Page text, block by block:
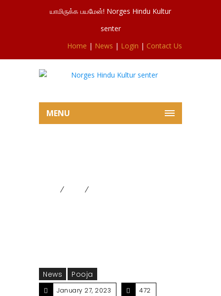
யாமிருக்க பயமேன்! Norges Hindu Kultur
senter
Home | News | Login | Contact Us
MENU
News Pooja
January 27, 2023 472